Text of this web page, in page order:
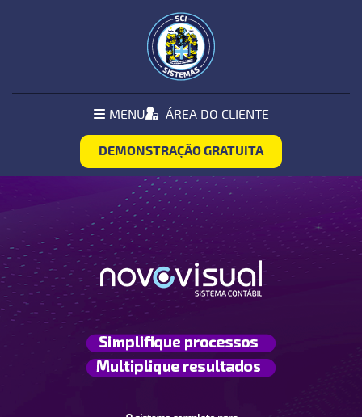
MENU ÁREA DO CLIENTE
DEMONSTRAÇÃO GRATUITA